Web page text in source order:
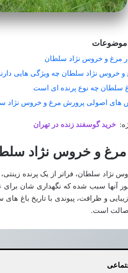
مرغ و خروس نژاد سلطان
و خروس نژاد سلطان چه ویژگی هایی
سلطان چه نوع پرنده ای است
های اصولی پرورش مرغ و خروس نژاد
خرید گوسفند زنده در تهران
مرغ و خروس نژاد
نژاد سلطان، فراتر از یک پرنده
آنها سبب شده که نگهداری‌ شان برای
زیبایی و ظرافت، پیوندی با تاریخ باغ‌
است.